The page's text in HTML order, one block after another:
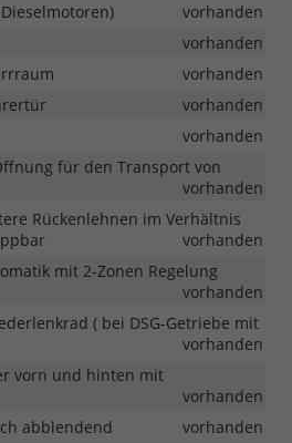
vorhanden
vorhanden
vorhanden
vorhanden
vorhanden
für den Transport von
vorhanden
Rückenlehnen im Verhältnis
vorhanden
mit 2-Zonen Regelung
vorhanden
( bei DSG-Getriebe mit
vorhanden
vorn und hinten mit
vorhanden
abblendend
vorhanden